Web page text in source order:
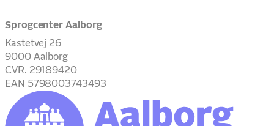
Sprogcenter Aalborg
Kastetvej 26
9000 Aalborg
CVR. 29189420
EAN 5798003743493